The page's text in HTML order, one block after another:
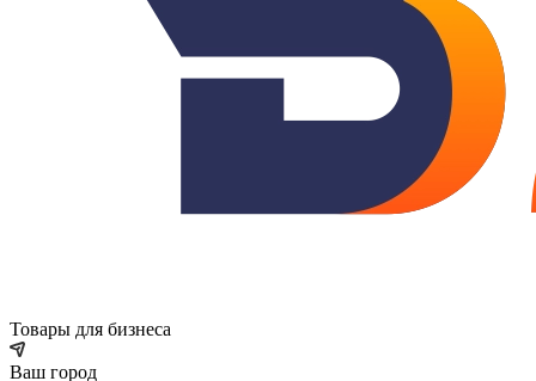
Товары для бизнеса
Ваш город